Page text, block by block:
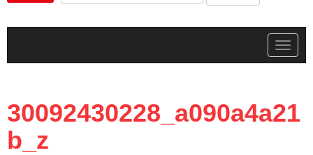
30092430228_a090a4a21
b_z